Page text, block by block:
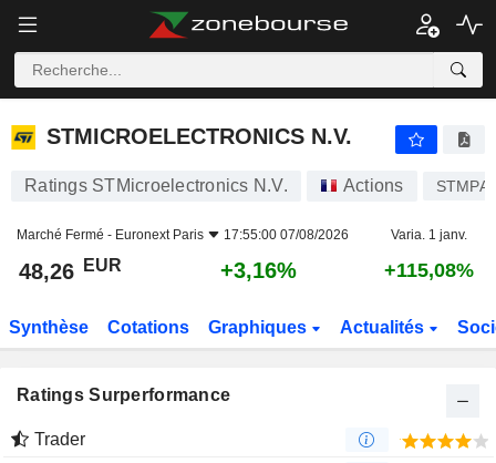
STMICROELECTRONICS N.V.
STMICROELECTRONICS N.V.
Ratings STMicroelectronics N.V. Actions STMPA
Marché Fermé - Euronext Paris 17:55:00 07/08/2026 Varia. 1 janv.
48,26 EUR +3,16% +115,08%
Synthèse Cotations Graphiques Actualités
Ratings Surperformance
Trader